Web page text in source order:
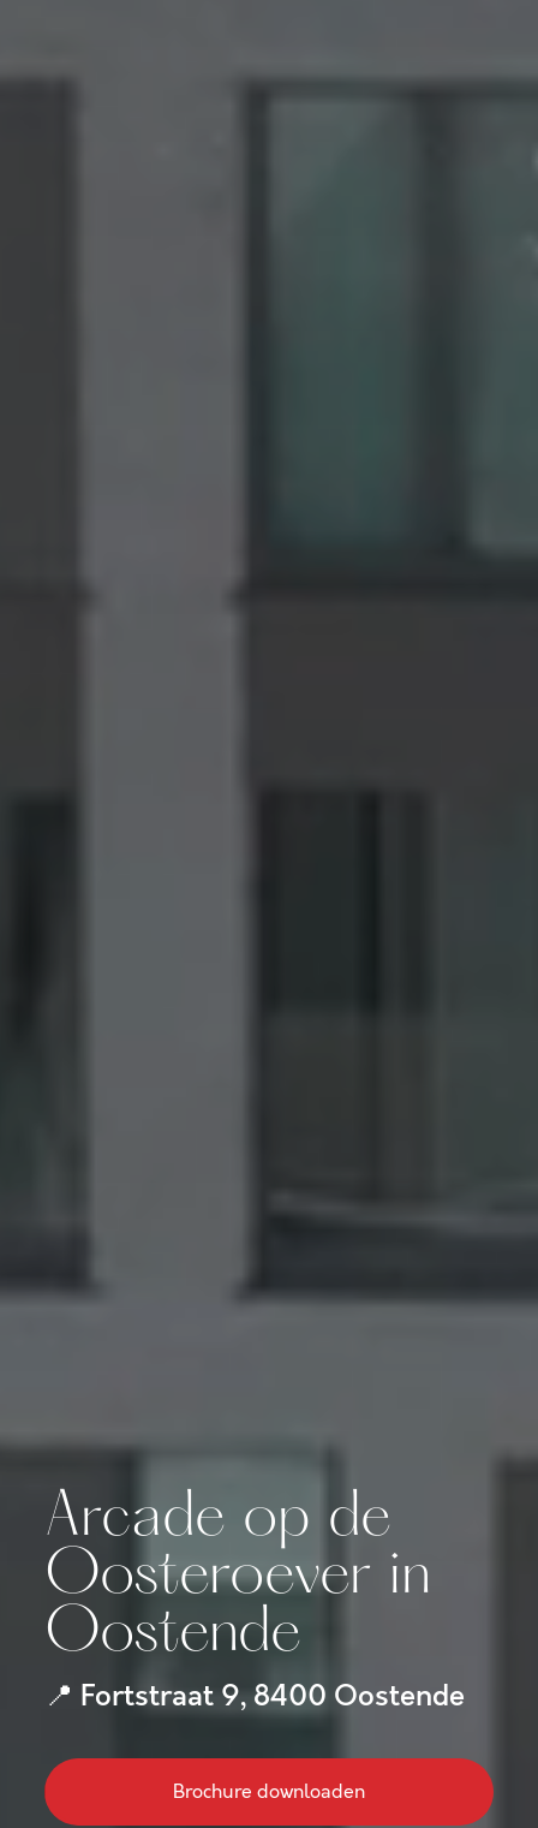
Arcade op de
Oosteroever in
Oostende
📍 Fortstraat 9, 8400 Oostende
Brochure downloaden